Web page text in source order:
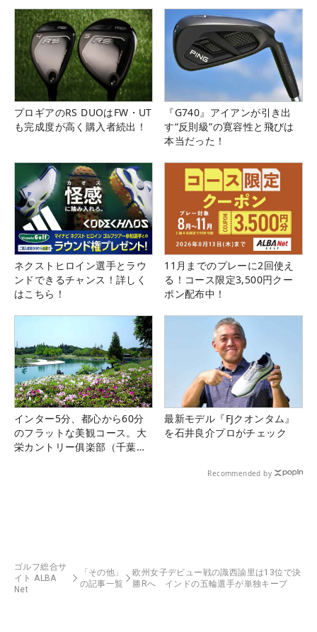
プロギアのRS DUOはFW・UT
も完成度が高く購入者続出！
『G740』アイアンが引き出
す“反則級”の寛容性と飛びは
本当だった！
ネクストヒロイン選手とラウ
ンドできるチャンス！詳しく
はこちら！
11月までのプレーに2回使え
る！コース限定3,500円クー
ポン配布中！
インター5分、都心から60分
のフラットな美観コース。大
栄カントリー俱楽部（千葉
最新モデル『FJクオンタム』
を石井良介プロがチェック
Recommended by
ゴルフ総合サ
イト ALBA
Net
「その他」
の記事一覧
欧州女子デビュー戦の識西諭里は13位で決
勝Rへ インドの五輪選手が単独キープ